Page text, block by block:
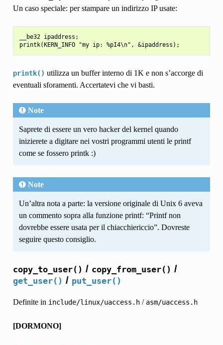
Un caso speciale: per stampare un indirizzo IP usate:
__be32 ipaddress;
printk() utilizza un buffer interno di 1K e non s’accorge di
eventuali sforamenti. Accertatevi che vi basti.
Note
Saprete di essere un vero hacker del kernel quando
inizierete a digitare nei vostri programmi utenti le printf
come se fossero printk :)
Note
Un’altra nota a parte: la versione originale di Unix 6 aveva
un commento sopra alla funzione printf: “Printf non
dovrebbe essere usata per il chiacchiericcio”. Dovreste
seguire questo consiglio.
copy_to_user() / copy_from_user() /
get_user() / put_user()
Definite in include/linux/uaccess.h/ asm/uaccess.h
[DORMONO]